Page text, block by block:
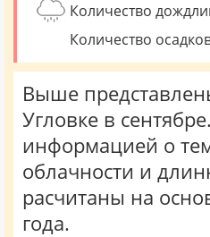
Количество
Количество
Выше
Угловке в
информацией о
облачности и
расчитаны на
года.